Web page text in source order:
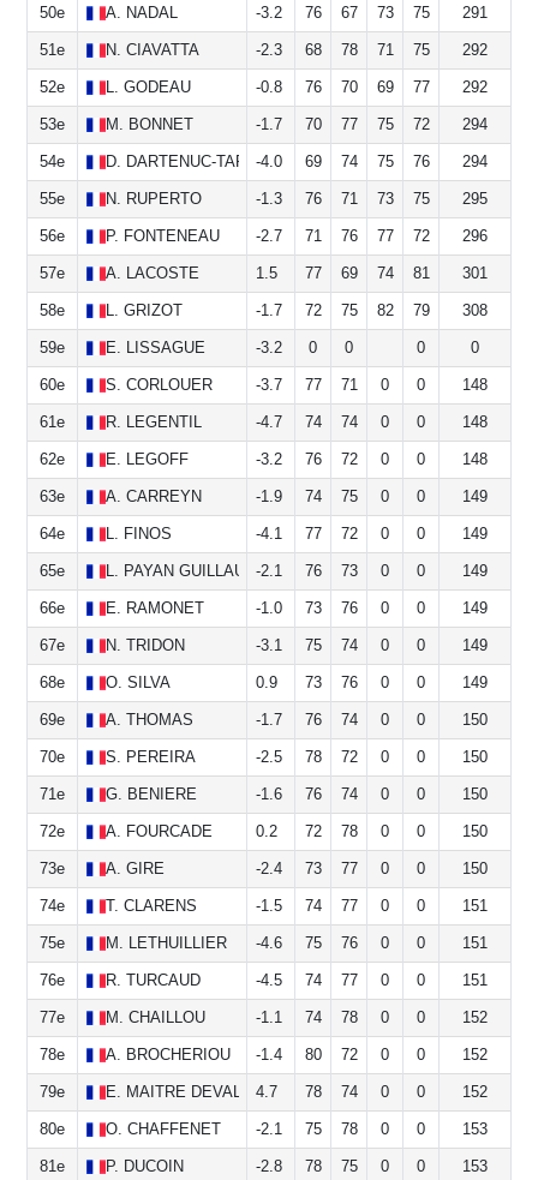
50e A. NADAL -3.2 76 67 73 75 291
51e N. CIAVATTA -2.3 68 78 71 75 292
52e L. GODEAU -0.8 76 70 69 77 292
53e M. BONNET -1.7 70 77 75 72 294
54e D. DARTENUC-TAPIA-4.0 69 74 75 76 294
55e N. RUPERTO -1.3 76 71 73 75 295
56e P. FONTENEAU -2.7 71 76 77 72 296
57e A. LACOSTE 1.5 77 69 74 81 301
58e L. GRIZOT -1.7 72 75 82 79 308
59e E. LISSAGUE -3.2 0 0 0 0
60e S. CORLOUER -3.7 77 71 0 0 148
61e R. LEGENTIL -4.7 74 74 0 0 148
62e E. LEGOFF -3.2 76 72 0 0 148
63e A. CARREYN -1.9 74 75 0 0 149
64e L. FINOS -4.1 77 72 0 0 149
65e L. PAYAN GUILLAUME-2.1 76 73 0 0 149
66e E. RAMONET -1.0 73 76 0 0 149
67e N. TRIDON -3.1 75 74 0 0 149
68e O. SILVA 0.9 73 76 0 0 149
69e A. THOMAS -1.7 76 74 0 0 150
70e S. PEREIRA -2.5 78 72 0 0 150
71e G. BENIERE -1.6 76 74 0 0 150
72e A. FOURCADE 0.2 72 78 0 0 150
73e A. GIRE -2.4 73 77 0 0 150
74e T. CLARENS -1.5 74 77 0 0 151
75e M. LETHUILLIER -4.6 75 76 0 0 151
76e R. TURCAUD -4.5 74 77 0 0 151
77e M. CHAILLOU -1.1 74 78 0 0 152
78e A. BROCHERIOU -1.4 80 72 0 0 152
79e E. MAITRE DEVALLON
4.7 78 74 0 0 152
80e O. CHAFFENET -2.1 75 78 0 0 153
81e P. DUCOIN -2.8 78 75 0 0 153